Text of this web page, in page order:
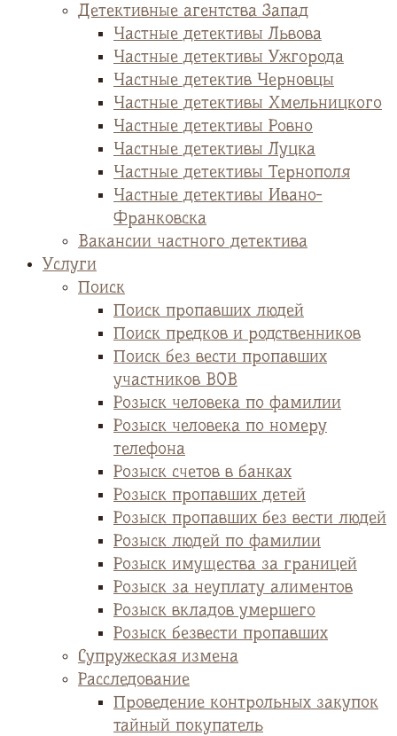
Детективные агентства Запад
Частные детективы Львова
Частные детективы Ужгорода
Частные детектив Черновцы
Частные детективы Хмельницкого
Частные детективы Ровно
Частные детективы Луцка
Частные детективы Тернополя
Частные детективы Ивано-
Франковска
Вакансии частного детектива
Услуги
Поиск
Поиск пропавших людей
Поиск предков и родственников
Поиск без вести пропавших
участников ВОВ
Розыск человека по фамилии
Розыск человека по номеру
телефона
Розыск счетов в банках
Розыск пропавших детей
Розыск пропавших без вести людей
Розыск людей по фамилии
Розыск имущества за границей
Розыск за неуплату алиментов
Розыск вкладов умершего
Розыск безвести пропавших
Супружеская измена
Расследование
Проведение контрольных закупок
тайный покупатель